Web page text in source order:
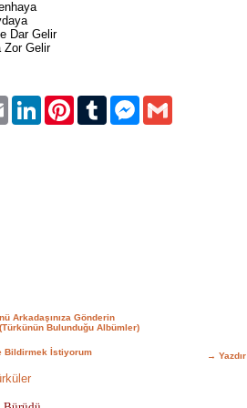
Dar Gelir
Zor Gelir
Email LinkedIn Pinterest Tumblr Messenger
Arkadaşınıza Gönderin
Bulunduğu Albümler)
Bildirmek İstiyorum → Yazdır